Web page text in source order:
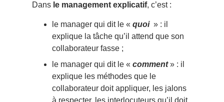
Dans le management explicatif, c’est :
le manager qui dit le « quoi » : il
explique la tâche qu’il attend que son
collaborateur fasse ;
le manager qui dit le « comment» : il
explique les méthodes que le
collaborateur doit appliquer, les jalons
à respecter, les interlocuteurs qu’il doit